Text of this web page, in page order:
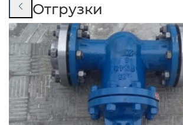
Отгрузки